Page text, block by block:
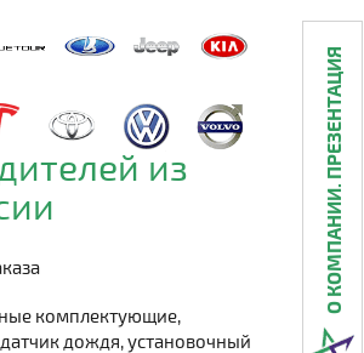
из
комплектующие,
дождя, установочный
О КОМПАНИИ. ПРЕЗЕНТАЦИЯ